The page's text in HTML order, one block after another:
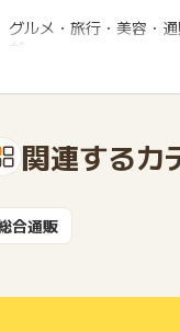
グルメ・旅行・美容・
が
関連するカ
合通販